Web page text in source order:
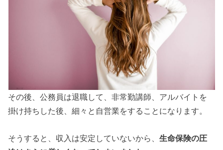
その後、公務員は退職して、非常勤講師、アルバイトを
掛け持ちした後、細々と自営業をすることになります。
そうすると、収入は安定していないから、生命保険の圧